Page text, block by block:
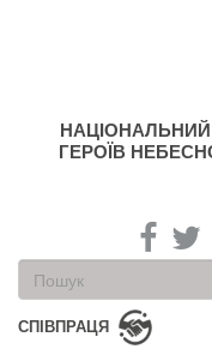
ГЕРОЇВ
Пошукова
форма
Пошук
СПІВПРАЦЯ